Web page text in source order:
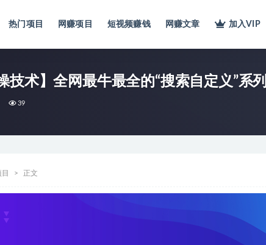
热门项目 网赚项目 短视频赚钱 网赚文章 加入VIP
技术】全网最牛最全的“搜索自定义”系
39
正文